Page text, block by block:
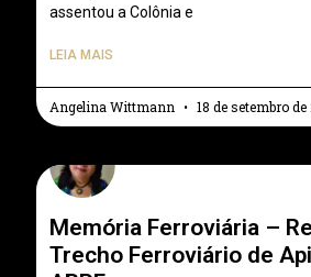
assentou a Colônia e
LEIA MAIS
Angelina Wittmann 18 de setembro de
Memória Ferroviária –
Trecho Ferroviário de